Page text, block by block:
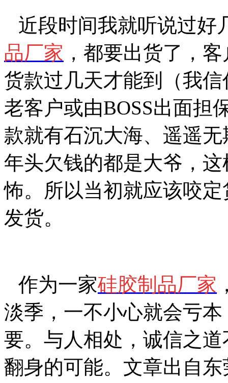
近段时间我就听说过好
品厂家 ，都要出货了，
货款过几天才能到（我
老客户或由BOSS出面担
款就有石沉大海、遥遥
年头欠钱的都是大爷，
怖。所以当初就应该咬
发货。
作为一家硅胶制品厂家
淡季，一不小心就会亏
要。与人相处，诚信之
翻身的可能。文章出自东